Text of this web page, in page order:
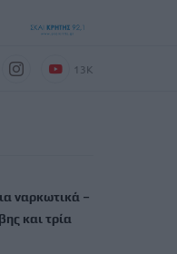
13K
ναρκωτικά –
και τρία